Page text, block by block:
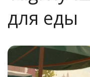
для еды